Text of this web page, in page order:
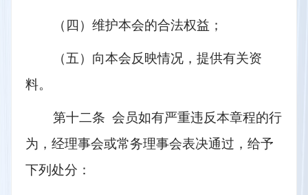
（四）维护本会的合法权益；
（五）向本会反映情况，提供有关资
料。
第十二条  会员如有严重违反本章程的行
为，经理事会或常务理事会表决通过，给予
下列处分：